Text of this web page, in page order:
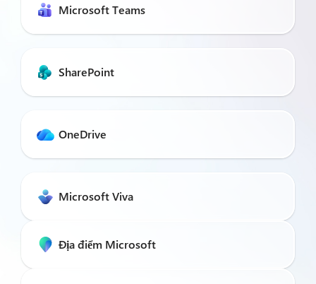
Microsoft Teams
SharePoint
OneDrive
Microsoft Viva
Địa điểm Microsoft